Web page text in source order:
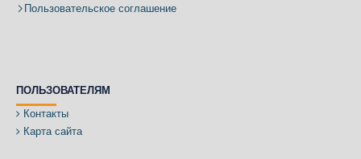
Пользовательское соглашение
ПОЛЬЗОВАТЕЛЯМ
Контакты
Карта сайта